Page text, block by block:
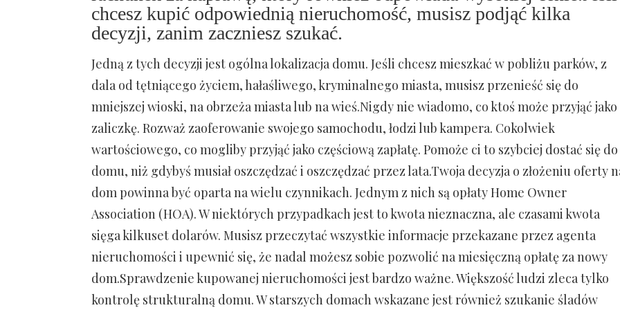
chcesz kupić odpowiednią nieruchomość, musisz podjąć kilka
decyzji, zanim zaczniesz szukać.
Jedną z tych decyzji jest ogólna lokalizacja domu. Jeśli chcesz mieszkać w pobliżu parków, z
dala od tętniącego życiem, hałaśliwego, kryminalnego miasta, musisz przenieść się do
mniejszej wioski, na obrzeża miasta lub na wieś.Nigdy nie wiadomo, co ktoś może przyjąć jako
zaliczkę. Rozważ zaoferowanie swojego samochodu, łodzi lub kampera. Cokolwiek
wartościowego, co mogliby przyjąć jako częściową zapłatę. Pomoże ci to szybciej dostać się do
domu, niż gdybyś musiał oszczędzać i oszczędzać przez lata.Twoja decyzja o złożeniu oferty
dom powinna być oparta na wielu czynnikach. Jednym z nich są opłaty Home Owner
Association (HOA). W niektórych przypadkach jest to kwota nieznaczna, ale czasami kwota
sięga kilkuset dolarów. Musisz przeczytać wszystkie informacje przekazane przez agenta
nieruchomości i upewnić się, że nadal możesz sobie pozwolić na miesięczną opłatę za nowy
dom.Sprawdzenie kupowanej nieruchomości jest bardzo ważne. Większość ludzi zleca tylko
kontrolę strukturalną domu. W starszych domach wskazane jest również szukanie śladów